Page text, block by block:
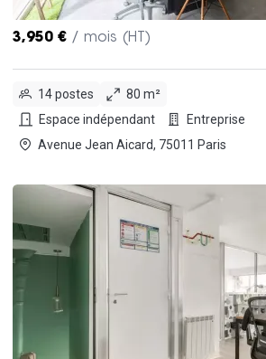
3,950 € / mois (HT)
14 postes
80 m²
Espace indépendant
Entreprise
Avenue Jean Aicard, 75011 Paris